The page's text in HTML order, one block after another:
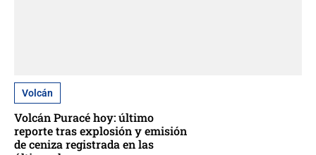
Volcán
Volcán Puracé hoy: último
reporte tras explosión y emisión
de ceniza registrada en las